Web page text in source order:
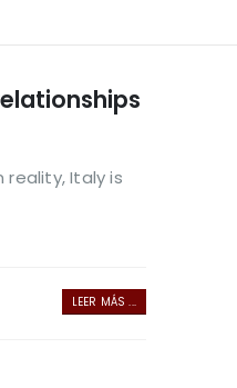
Italy is
LEER MÁS ...